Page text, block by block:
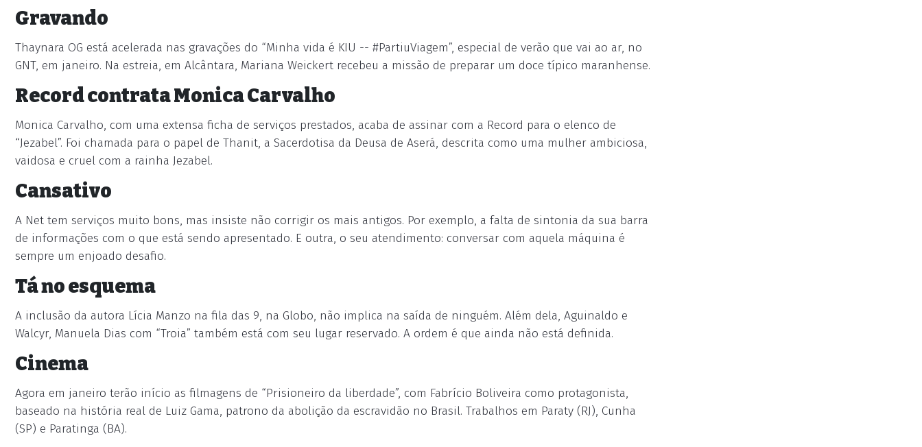
Gravando
Thaynara OG está acelerada nas gravações do “Minha vida é KIU -- #PartiuViagem”, especial de verão que vai ao ar, no
GNT, em janeiro. Na estreia, em Alcântara, Mariana Weickert recebeu a missão de preparar um doce típico maranhense.
Record contrata Monica Carvalho
Monica Carvalho, com uma extensa ficha de serviços prestados, acaba de assinar com a Record para o elenco de
“Jezabel”. Foi chamada para o papel de Thanit, a Sacerdotisa da Deusa de Aserá, descrita como uma mulher ambiciosa,
vaidosa e cruel com a rainha Jezabel.
Cansativo
A Net tem serviços muito bons, mas insiste não corrigir os mais antigos. Por exemplo, a falta de sintonia da sua barra
de informações com o que está sendo apresentado. E outra, o seu atendimento: conversar com aquela máquina é
sempre um enjoado desafio.
Tá no esquema
A inclusão da autora Lícia Manzo na fila das 9, na Globo, não implica na saída de ninguém. Além dela, Aguinaldo e
Walcyr, Manuela Dias com “Troia” também está com seu lugar reservado. A ordem é que ainda não está definida.
Cinema
Agora em janeiro terão início as filmagens de “Prisioneiro da liberdade”, com Fabrício Boliveira como protagonista,
baseado na história real de Luiz Gama, patrono da abolição da escravidão no Brasil. Trabalhos em Paraty (RJ), Cunha
(SP) e Paratinga (BA).